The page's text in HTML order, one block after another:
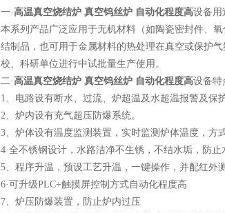
一· 高温真空烧结炉 真空钨丝炉 自动化程度高设备用
本系列产品广泛应用于无机材料（如陶瓷密封件、
结制品，也可用于金属材料的热处理在真空或保护
校、科研单位进行中试批量生产使用。
二· 高温真空烧结炉 真空钨丝炉 自动化程度高设备特
1、电路设有断水、过流、炉超温及水超温报警及保
2、炉内设有充气超压防爆系统。
3、炉体设有温度监测装置，实时监测炉体温度，方
4·全不锈钢设计，水路洁净不生锈，不结水垢，防止
5、程序升温，预设工艺升温，一键操作，并配红外
6·可升级PLC+触摸屏控制方式自动化程度高
7、炉压防爆装置，防止炉内过压